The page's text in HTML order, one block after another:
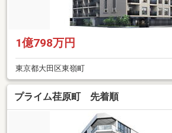
1億798万円
東京都大田区東嶺町
プライム荏原町 先着順